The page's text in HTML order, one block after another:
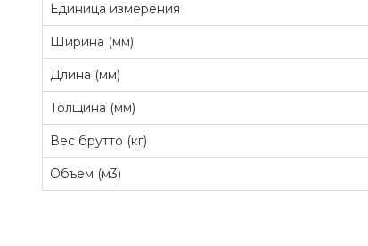
Единица измерения
Ширина (мм)
Длина (мм)
Толщина (мм)
Вес брутто (кг)
Объем (м3)